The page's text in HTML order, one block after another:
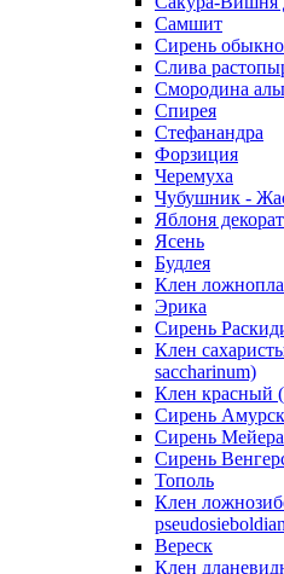
Самшит
Сирень
Слива
Смородина
Спирея
Стефанандра
Форзиция
Черемуха
Чубушник -
Яблоня
Ясень
Будлея
Клен
Эрика
Сирень
Клен
saccharinum)
Клен красный
Сирень
Сирень Мейера
Сирень
Тополь
Клен
Вереск
Клен